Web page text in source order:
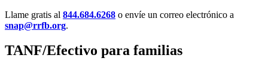
Llame gratis al 844.684.6268 o envíe un correo electrónico a
snap@rrfb.org.
TANF/Efectivo para familias